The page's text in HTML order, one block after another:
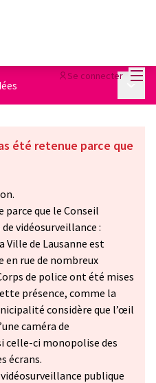
Se connecter
été retenue parce que
parce que le Conseil
vidéosurveillance :
Ville de Lausanne est
en rue de nombreux
de police ont été mises
présence, comme la
considère que l’œil
caméra de
celle-ci monopolise des
écrans.
publique